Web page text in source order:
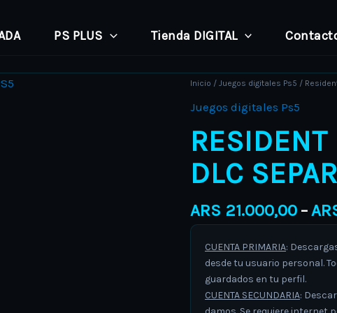
PS PLUS Tienda DIGITAL
Inicio / Juegos digitales Ps5 /
Juegos digitales Ps5
DLC
ARS 21.000,00 –
CUENTA PRIMARIA:
desde tu usuario personal.
guardados en tu perfil.
CUENTA SECUNDARIA:
Resident
Evil
Remake
+
DLC
Ways
cantidad